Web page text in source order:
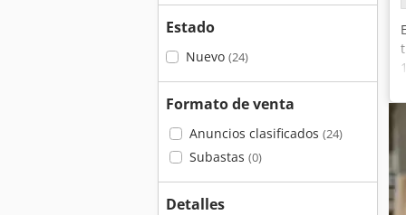
Estado
Nuevo (24)
Formato de venta
Anuncios clasificados (24)
Subastas (0)
Detalles